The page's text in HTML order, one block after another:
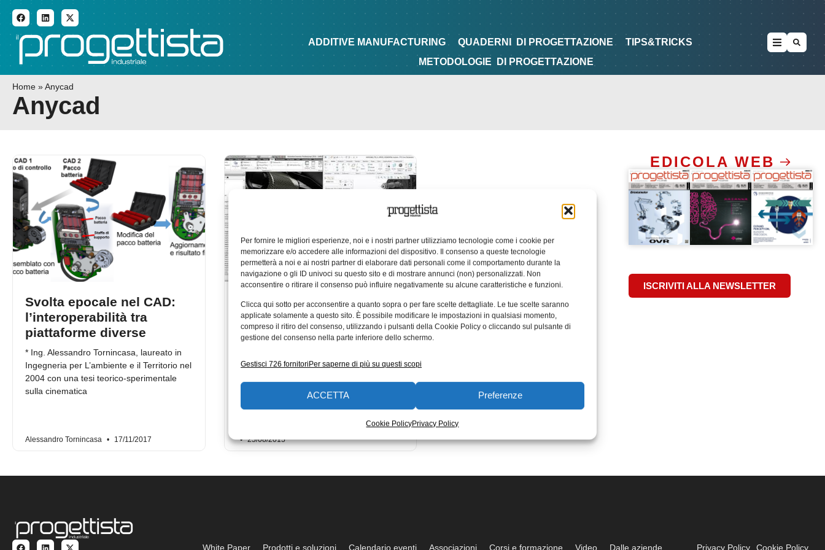
Per fornire le migliori esperienze, noi e i nostri partner utilizziamo tecnologie come i cookie per
memorizzare e/o accedere alle informazioni del dispositivo. Il consenso a queste tecnologie
permetterà a noi e ai nostri partner di elaborare dati personali come il comportamento durante la
navigazione o gli ID univoci su questo sito e di mostrare annunci (non) personalizzati. Non
acconsentire o ritirare il consenso può influire negativamente su alcune caratteristiche e funzioni.
Clicca qui sotto per acconsentire a quanto sopra o per fare scelte dettagliate. Le tue scelte saranno
applicate solamente a questo sito. È possibile modificare le impostazioni in qualsiasi momento,
compreso il ritiro del consenso, utilizzando i pulsanti della Cookie Policy o cliccando sul pulsante di
gestione del consenso nella parte inferiore dello schermo.
Gestisci 726 fornitoriPer saperne di più su questi scopi
ACCETTA Preferenze
Cookie PolicyPrivacy Policy
ADDITIVE MANUFACTURING QUADERNI DI PROGETTAZIONE TIPS&TRICKS METODOLOGIE DI PROGETTAZIONE
ADDITIVE MANUFACTURING QUADERNI DI PROGETTAZIONE
TIPS&TRICKS
METODOLOGIE
DI PROGETTAZIONE
Home » Anycad
Anycad
Svolta epocale nel CAD:
l’interoperabilità tra
piattaforme diverse
* Ing. Alessandro Tornincasa, laureato in
Ingegneria per L’ambiente e il Territorio nel
2004 con una tesi teorico-sperimentale
sulla cinematica
Alessandro Tornincasa 17/11/2017
Le Suite 2016 di Autodesk
forniscono alle aziende gli
strumenti per una nuova
settore manifatturiero
Autodesk ha rilasciato le proprie Suites
2016 e le applicazioni per i professionisti
del settore manifatturiero. Queste soluzioni
25/08/2015
EDICOLA WEB
ISCRIVITI ALLA NEWSLETTER
White Paper Prodotti e soluzioni Calendario eventi Associazioni Corsi e formazione Video Dalle aziende Privacy Policy Cookie Policy